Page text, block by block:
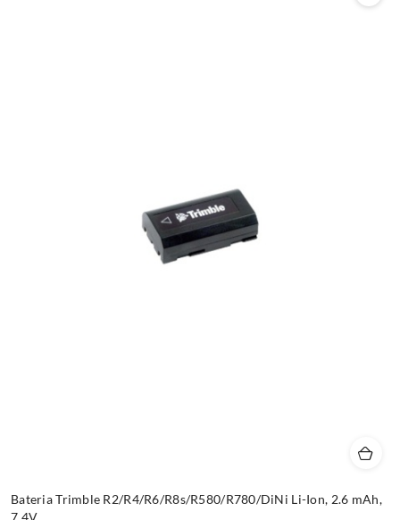
Bateria Trimble R2/R4/R6/R8s/R580/R780/DiNi Li-Ion, 2.6 mAh,
7.4V